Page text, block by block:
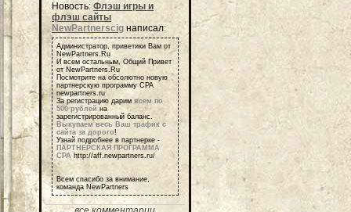
Новость: Флэш игры и
флэш сайты
NewPartnerscig написал:
Администратор, приветики Вам от
NewPartners.Ru
И всем остальным, Общий Привет
от NewPartners.Ru
Посмотрите на обсолютно новую
партнерскую программу СРА
newpartners.ru
За регистрацию дарим всем по
500 рублей на
зарегистрированный баланс.
Выкупаем весь Ваш трафик с
сайта за дорого!
Узнай подробнее в партнерке -
ПАРТНЕРСКАЯ ПРОГРАММА
СРА http://aff.newpartners.ru/
Всем спасибо за внимание,
команда NewPartners